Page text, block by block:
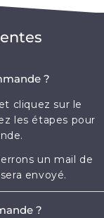
?
cliquez sur le
les étapes pour
un mail de
envoyé.
?